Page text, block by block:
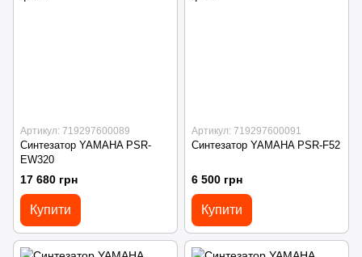
Артикул: 719297600089
Синтезатор YAMAHA PSR-
EW320
17 680 грн
Купити
Артикул: 719297600091
Синтезатор YAMAHA PSR-F52
6 500 грн
Купити